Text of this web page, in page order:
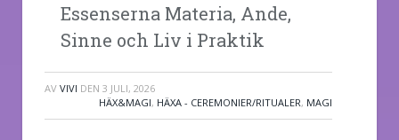
Essenserna Materia, Ande,
Sinne och Liv i Praktik
AV VIVI DEN 3 JULI, 2026
HÄX&MAGI, HÄXA - CEREMONIER/RITUALER, MAGI